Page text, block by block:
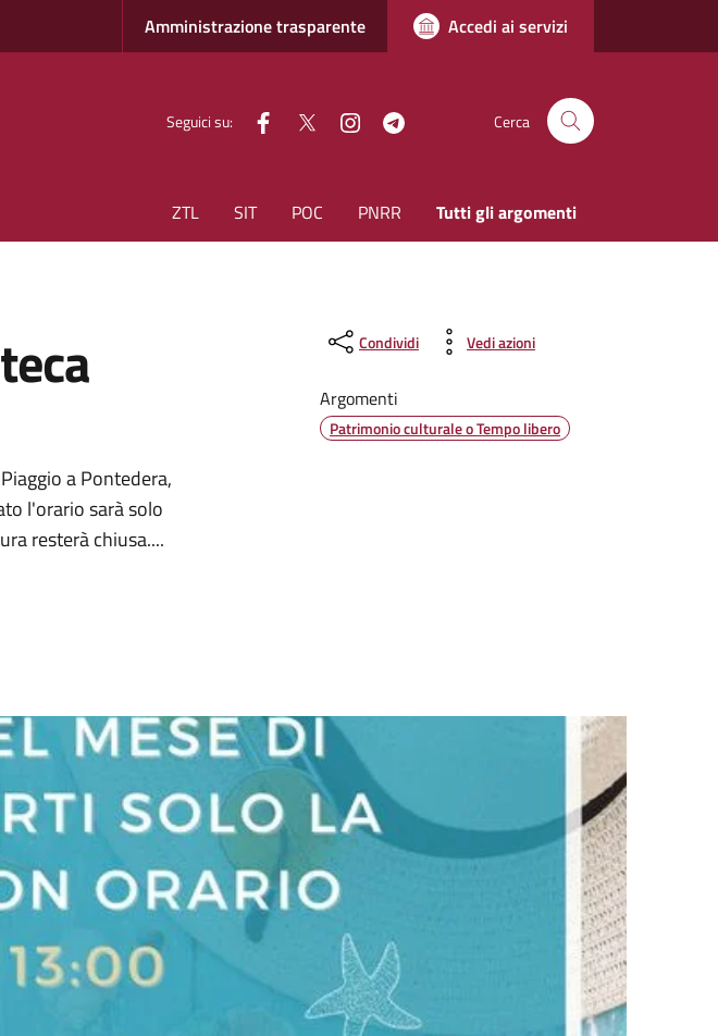
Amministrazione trasparente Accedi ai servizi
Seguici su: facebook
Twitter instagram Cerca
ZTL SIT POC PNRR Tutti gli argomenti
a Pontedera,
l'orario sarà solo
resterà chiusa....
Condividi Vedi azioni
Argomenti
Patrimonio culturale o Tempo libero